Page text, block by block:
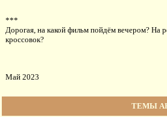
***
Дорогая, на какой фильм пойдём вечером? На
кроссовок?
Май 2023
ТЕМЫ